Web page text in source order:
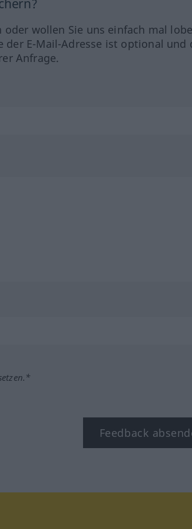
wollen Sie uns einfach mal
der E-Mail-Adresse ist optional und
Anfrage.
Feedback